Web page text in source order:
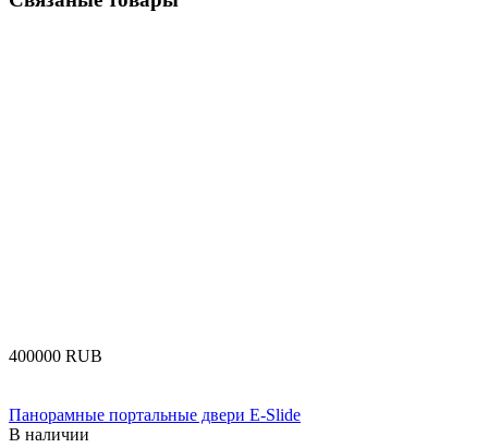
‍400000‍ RUB
Панорамные портальные двери E-Slide
В наличии